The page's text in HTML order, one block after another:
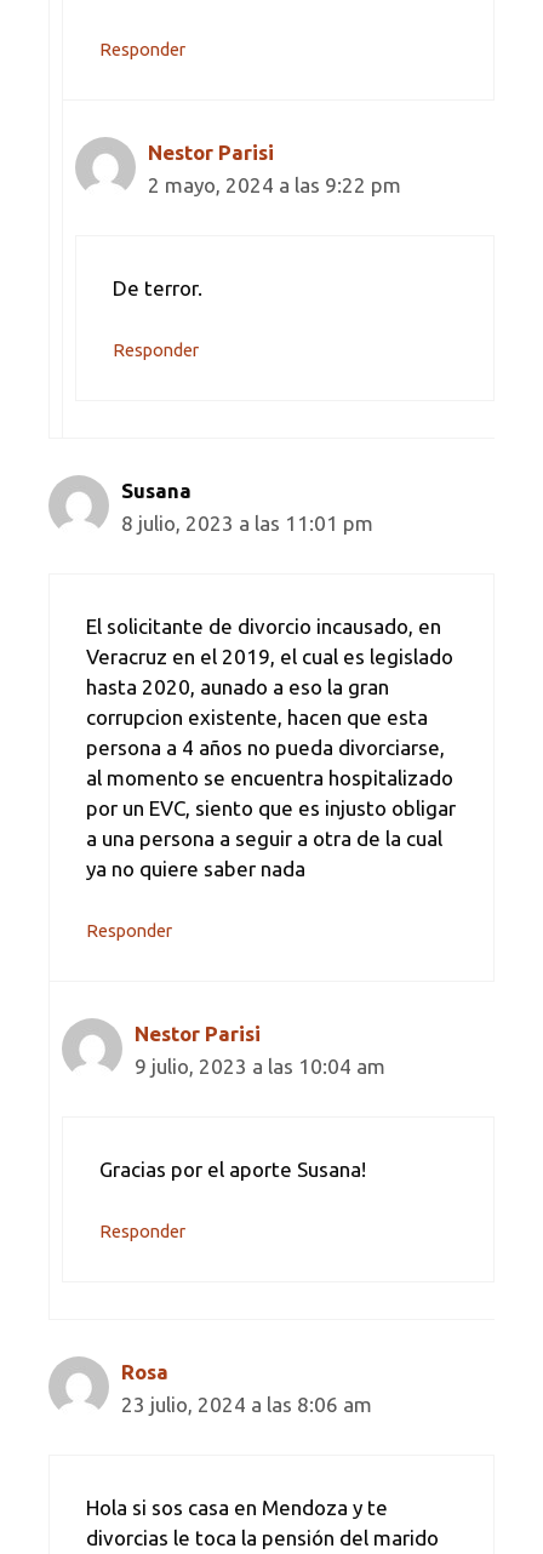
Responder
Nestor Parisi
2 mayo, 2024 a las 9:22 pm
De terror.
Responder
Susana
8 julio, 2023 a las 11:01 pm
El solicitante de divorcio incausado, en
Veracruz en el 2019, el cual es legislado
hasta 2020, aunado a eso la gran
corrupcion existente, hacen que esta
persona a 4 años no pueda divorciarse,
al momento se encuentra hospitalizado
por un EVC, siento que es injusto obligar
a una persona a seguir a otra de la cual
ya no quiere saber nada
Responder
Nestor Parisi
9 julio, 2023 a las 10:04 am
Gracias por el aporte Susana!
Responder
Rosa
23 julio, 2024 a las 8:06 am
Hola si sos casa en Mendoza y te
divorcias le toca la pensión del marido